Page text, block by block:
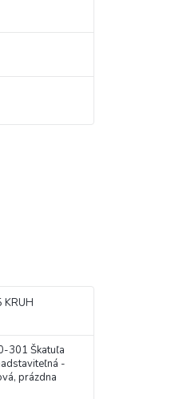
KRUH
301 Škatuľa
-
prázdna